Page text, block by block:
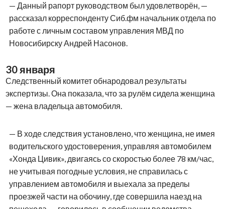
— Данный рапорт руководством был удовлетворён, —
рассказал корреспонденту Сиб.фм начальник отдела по
работе с личным составом управления МВД по
Новосибирску Андрей Насонов.
30 января
Следственный комитет обнародовал результаты
экспертизы. Она показала, что за рулём сидела женщина
— жена владельца автомобиля.
— В ходе следствия установлено, что женщина, не имея
водительского удостоверения, управляя автомобилем
«Хонда Цивик», двигаясь со скоростью более 78 км/час,
не учитывая погодные условия, не справилась с
управлением автомобиля и выехала за пределы
проезжей части на обочину, где совершила наезд на